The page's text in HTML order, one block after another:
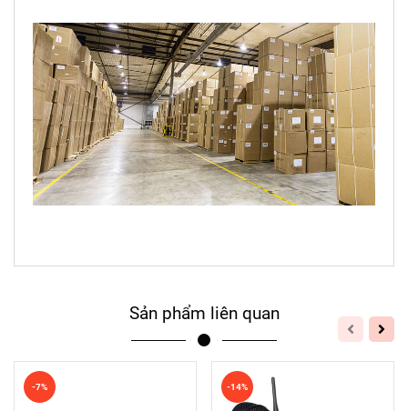
Sản phẩm liên quan
-7% -14%